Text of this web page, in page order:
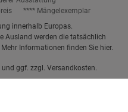
**** Mängelexemplar
innerhalb Europas.
Ausland werden die tatsächlich
Informationen finden Sie hier.
und ggf. zzgl. Versandkosten.